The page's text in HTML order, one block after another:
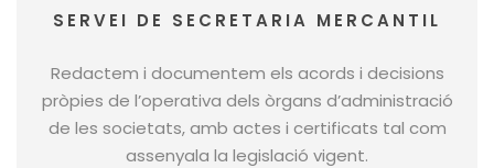
SERVEI DE SECRETARIA MERCANTIL
Redactem i documentem els acords i decisions
pròpies de l’operativa dels òrgans d’administració
de les societats, amb actes i certificats tal com
assenyala la legislació vigent.